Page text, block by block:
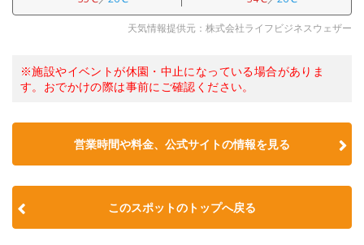
天気情報提供元：株式会社ライフビジネスウェザー
※施設やイベントが休園・中止になっている場合がありま
す。おでかけの際は事前にご確認ください。
営業時間や料金、公式サイトの情報を見る
このスポットのトップへ戻る